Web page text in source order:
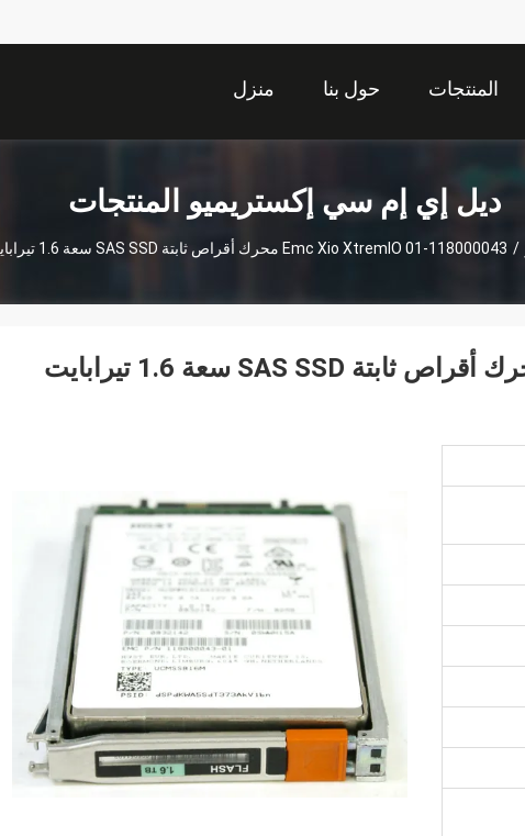
منزل حول بنا المنتجات
ديل إي إم سي إكستريميو المنتجات
/ 118000043-01 Emc Xio XtremIO محرك أقراص ثابتة SAS SSD سعة 1.6 تيرابايت 005051102 0B32142
118000043-01 Emc Xio XtremIO محرك أقراص ثابتة SAS SSD سعة 1.6 تيرابايت